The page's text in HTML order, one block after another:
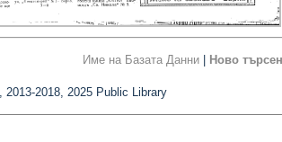
Име на Базата Данни Ново
2013-2018, 2025 Public Library